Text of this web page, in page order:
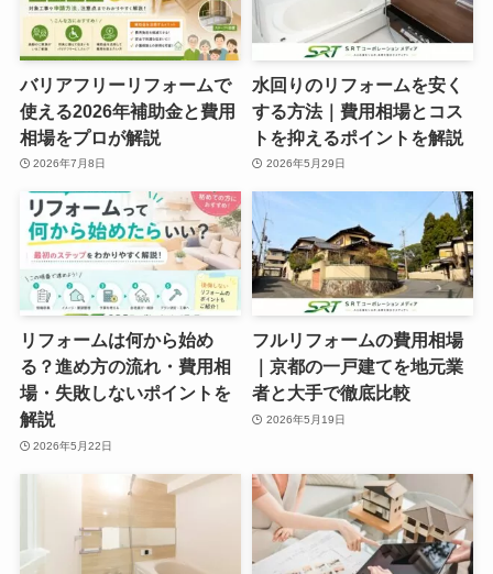
バリアフリーリフォームで
使える2026年補助金と費用
相場をプロが解説
2026年7月8日
水回りのリフォームを安く
する方法｜費用相場とコス
トを抑えるポイントを解説
2026年5月29日
リフォームは何から始め
る？進め方の流れ・費用相
場・失敗しないポイントを
解説
2026年5月22日
フルリフォームの費用相場
｜京都の一戸建てを地元業
者と大手で徹底比較
2026年5月19日